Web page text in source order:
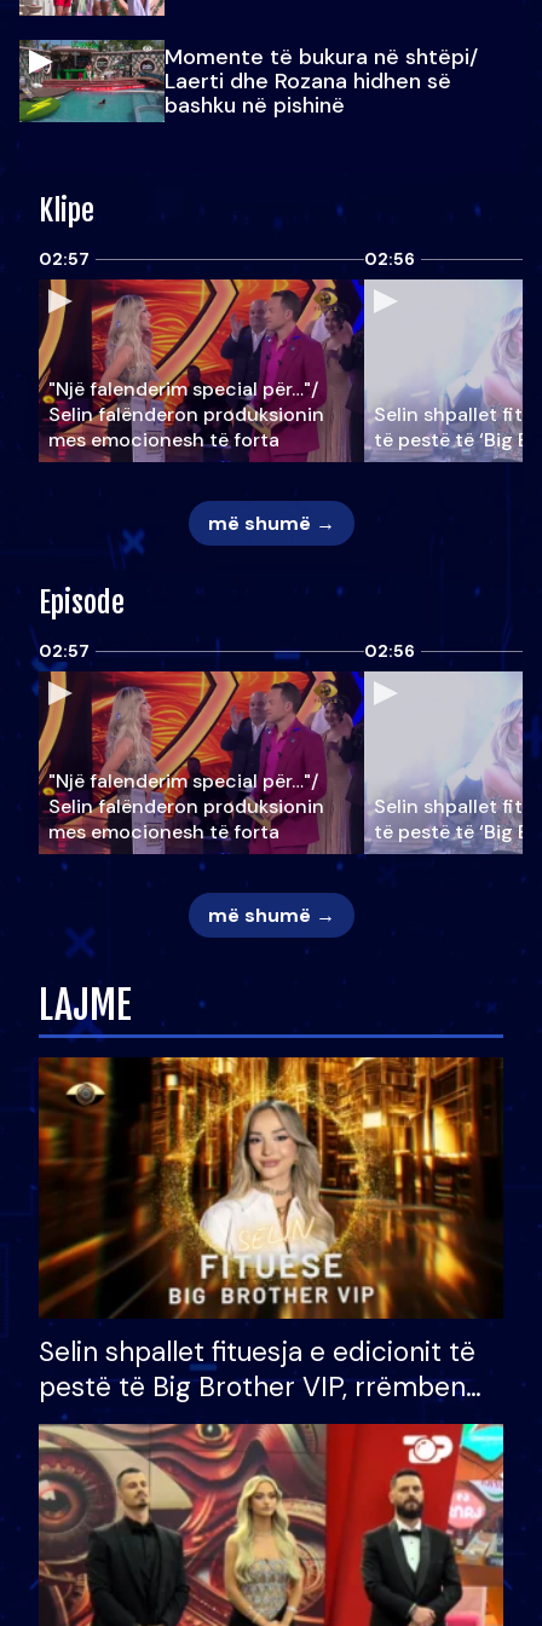
Momente të bukura në shtëpi/
Laerti dhe Rozana hidhen së
bashku në pishinë
Klipe
02:57
"Një falenderim special për…"/
Selin falënderon produksionin
mes emocionesh të forta
02:56
Selin shpallet
të pestë të ‘Big
më shumë →
Episode
02:57
"Një falenderim special për…"/
Selin falënderon produksionin
mes emocionesh të forta
02:56
Selin shpallet
të pestë të ‘Big
më shumë →
LAJME
Selin shpallet fituesja e edicionit të
pestë të Big Brother VIP, rrëmben
çmimin e madh prej 100 mijë eurosh